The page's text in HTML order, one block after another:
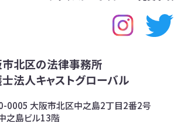
北区の法律事務所
法人キャストグローバル
0005 大阪市北区中之島2丁目2番2号
之島ビル13階